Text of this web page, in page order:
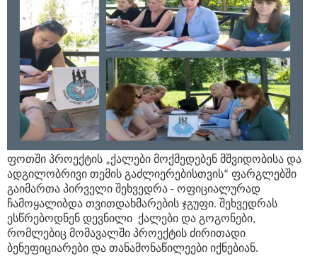
ფოთში პროექტის „ქალები მოქმედებენ მშვიდობისა და
ადგილობრივი თემის გაძლიერებისთვის“ ფარგლებში
გაიმართა პირველი შეხვედრა - ოფიციალურად
ჩამოყალიბდა თვითდახმარების ჯგუფი. შეხვედრას
ესწრებოდნენ დევნილი ქალები და გოგონები,
რომლებიც მომავალში პროექტის ძირითადი
ბენეფიციარები და თანამონაწილეები იქნებიან.